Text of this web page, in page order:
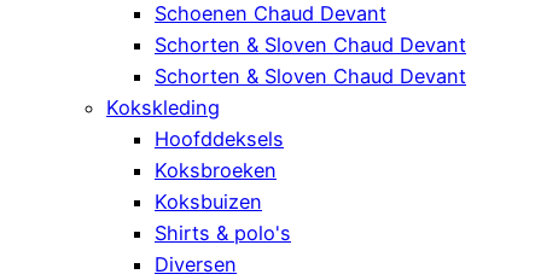
Schoenen Chaud Devant
Schorten & Sloven Chaud Devant
Schorten & Sloven Chaud Devant
Kokskleding
Hoofddeksels
Koksbroeken
Koksbuizen
Shirts & polo's
Diversen